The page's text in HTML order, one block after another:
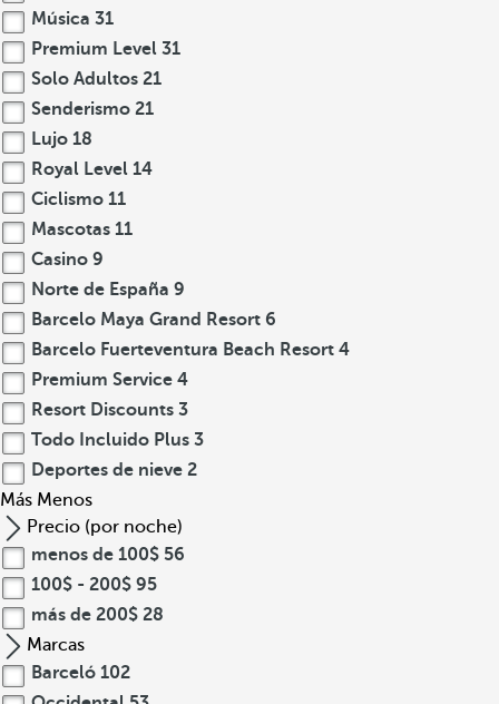
Música 31
Premium Level 31
Solo Adultos 21
Senderismo 21
Lujo 18
Royal Level 14
Ciclismo 11
Mascotas 11
Casino 9
Norte de España 9
Barcelo Maya Grand Resort 6
Barcelo Fuerteventura Beach Resort 4
Premium Service 4
Resort Discounts 3
Todo Incluido Plus 3
Deportes de nieve 2
Más Menos
Precio (por noche)
menos de 100$ 56
100$ - 200$ 95
más de 200$ 28
Marcas
Barceló 102